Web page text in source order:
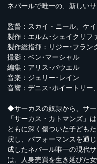
ネパールで唯一の、新しい
監督：スカイ・ニール、ケ
製作：エルム･シェイクリフ
製作総指揮：リジー･フラン
撮影：ベン･マーシャル
編集：アリス･パウエル
音楽：ジェリー･レイン
音響：デニス･ホイートリー
◆サーカスの奴隷から、サ
「サーカス・カトマンズ」
ともに深く傷ついた子ども
戻し、パフォーマンスを通
成したネパール唯一の現代
は、人身売買を生き延びた